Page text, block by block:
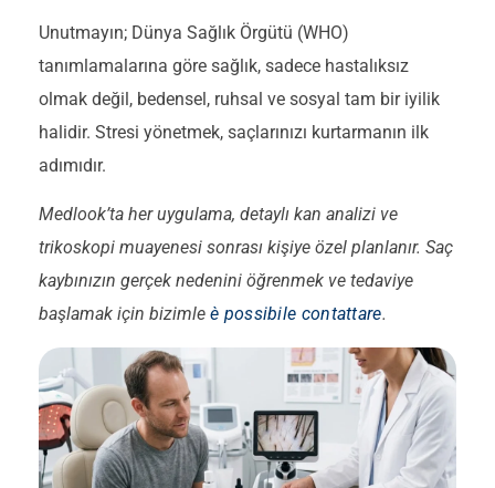
Unutmayın; Dünya Sağlık Örgütü (WHO)
tanımlamalarına göre sağlık, sadece hastalıksız
olmak değil, bedensel, ruhsal ve sosyal tam bir iyilik
halidir. Stresi yönetmek, saçlarınızı kurtarmanın ilk
adımıdır.
Medlook’ta her uygulama, detaylı kan analizi ve
trikoskopi muayenesi sonrası kişiye özel planlanır. Saç
kaybınızın gerçek nedenini öğrenmek ve tedaviye
başlamak için bizimle è possibile contattare.